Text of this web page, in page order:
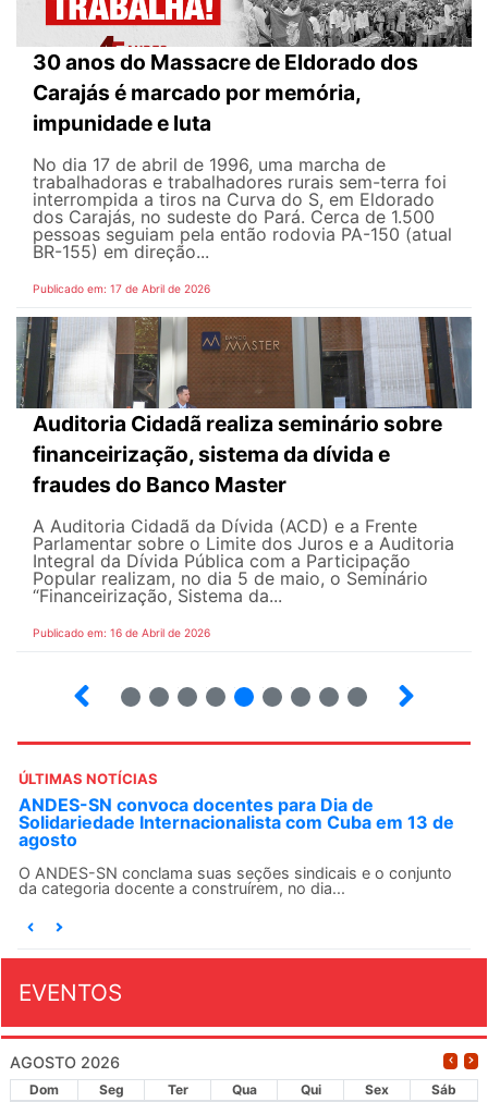
30 anos do Massacre de Eldorado dos
Carajás é marcado por memória,
impunidade e luta
No dia 17 de abril de 1996, uma marcha de
trabalhadoras e trabalhadores rurais sem-terra foi
interrompida a tiros na Curva do S, em Eldorado
dos Carajás, no sudeste do Pará. Cerca de 1.500
pessoas seguiam pela então rodovia PA-150 (atual
BR-155) em direção...
Publicado em: 17 de Abril de 2026
Auditoria Cidadã realiza seminário sobre
financeirização, sistema da dívida e
fraudes do Banco Master
A Auditoria Cidadã da Dívida (ACD) e a Frente
Parlamentar sobre o Limite dos Juros e a Auditoria
Integral da Dívida Pública com a Participação
Popular realizam, no dia 5 de maio, o Seminário
“Financeirização, Sistema da...
Publicado em: 16 de Abril de 2026
ÚLTIMAS NOTÍCIAS
ANDES-SN convoca docentes para Dia de
Solidariedade Internacionalista com Cuba em 13 de
agosto
O ANDES-SN conclama suas seções sindicais e o conjunto
da categoria docente a construírem, no dia...
EVENTOS
AGOSTO 2026
Dom Seg Ter Qua Qui Sex
Sáb